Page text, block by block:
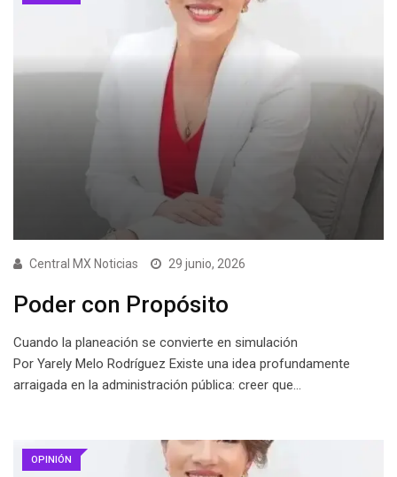
Central MX Noticias 29 junio, 2026
Poder con Propósito
Cuando la planeación se convierte en simulación
Por Yarely Melo Rodríguez Existe una idea profundamente
arraigada en la administración pública: creer que…
OPINIÓN